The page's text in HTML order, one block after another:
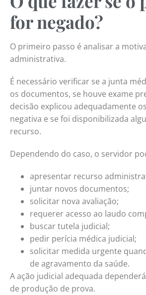
for negado?
O primeiro passo é analisar a
administrativa.
É necessário verificar se a junta
os documentos, se houve exame
decisão explicou adequadamente
negativa e se foi disponibilizada
recurso.
Dependendo do caso, o servidor
apresentar recurso
juntar novos documentos;
solicitar nova avaliação;
requerer acesso ao laudo
buscar tutela judicial;
pedir perícia médica judicial;
solicitar medida urgente
de agravamento da saúde.
A ação judicial adequada
de produção de prova.